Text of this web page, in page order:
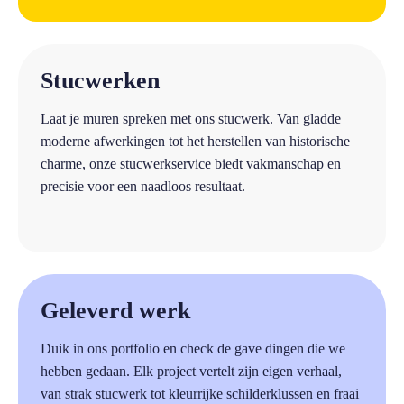
Stucwerken
Laat je muren spreken met ons stucwerk. Van gladde
moderne afwerkingen tot het herstellen van historische
charme, onze stucwerkservice biedt vakmanschap en
precisie voor een naadloos resultaat.
Geleverd werk
Duik in ons portfolio en check de gave dingen die we
hebben gedaan. Elk project vertelt zijn eigen verhaal,
van strak stucwerk tot kleurrijke schilderklussen en fraai